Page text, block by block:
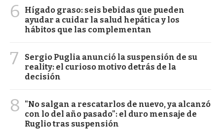
6
Hígado graso: seis bebidas que pueden
ayudar a cuidar la salud hepática y los
hábitos que las complementan
7
Sergio Puglia anunció la suspensión de su
reality: el curioso motivo detrás de la
decisión
8
"No salgan a rescatarlos de nuevo, ya alcanzó
con lo del año pasado": el duro mensaje de
Ruglio tras suspensión